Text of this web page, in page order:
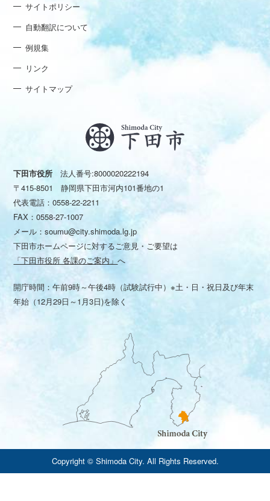
サイトポリシー
自動翻訳について
例規集
リンク
サイトマップ
下田市役所 法人番号:8000020222194
〒415-8501 静岡県下田市河内101番地の1
代表電話：0558-22-2211
FAX：0558-27-1007
メール：soumu@city.shimoda.lg.jp
下田市ホームページに対するご意見・ご要望は
「下田市役所 各課のご案内」へ
開庁時間：午前9時～午後4時（試験試行中）※土・日・祝日及び年末
年始（12月29日～1月3日)を除く
Copyright © Shimoda City. All Rights Reserved.